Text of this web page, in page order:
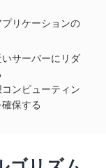
リケーションの
サーバーにリダ
ンピューティン
保する